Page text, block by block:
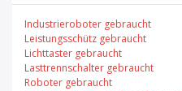
Industrieroboter gebraucht
Leistungsschütz gebraucht
Lichttaster gebraucht
Lasttrennschalter gebraucht
Roboter gebraucht